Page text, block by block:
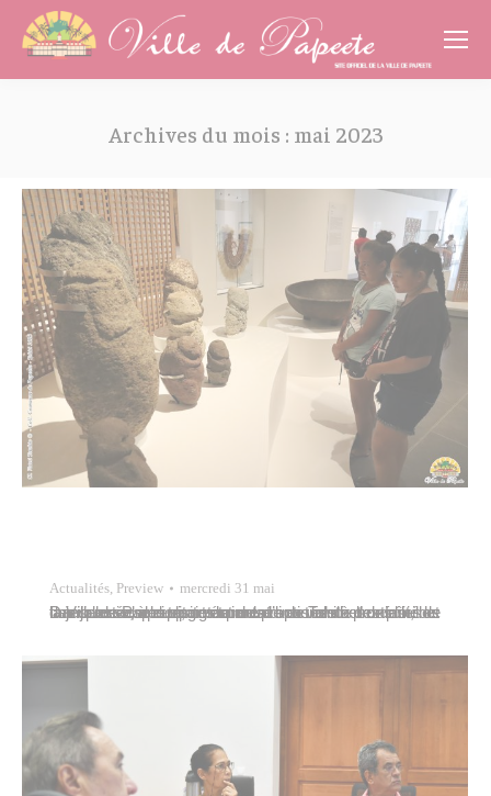
Archives du mois : mai 2023
Actualités, Preview mercredi 31 mai
Dans le cadre du programme d’actions de proximité de la Ville de Papeete, notamment son volet « sorties familiales », une visite du musée de Tahiti et des îles et une journée à la plage étaient proposées à des familles des quartiers prioritaires par la direction de l’emploi, de la jeunesse, des sports et de…
Cookies management panel